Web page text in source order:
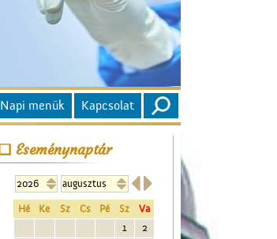
Napi menük Kapcsolat
Eseménynaptár

Hé Ke Sz Cs Pé Sz
Va
1
2